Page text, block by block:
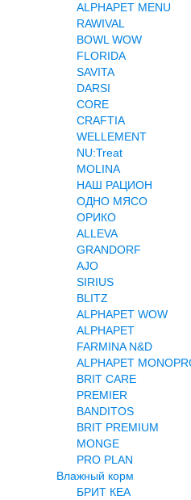
ALPHAPET MENU
RAWIVAL
BOWL WOW
FLORIDA
SAVITA
DARSI
CORE
CRAFTIA
WELLEMENT
NU:Treat
MOLINA
НАШ РАЦИОН
ОДНО МЯСО
ОРИКО
ALLEVA
GRANDORF
AJO
SIRIUS
BLITZ
ALPHAPET WOW
ALPHAPET
FARMINA N&D
ALPHAPET
BRIT CARE
PREMIER
BANDITOS
BRIT PREMIUM
MONGE
PRO PLAN
Влажный корм
БРИТ КЕА